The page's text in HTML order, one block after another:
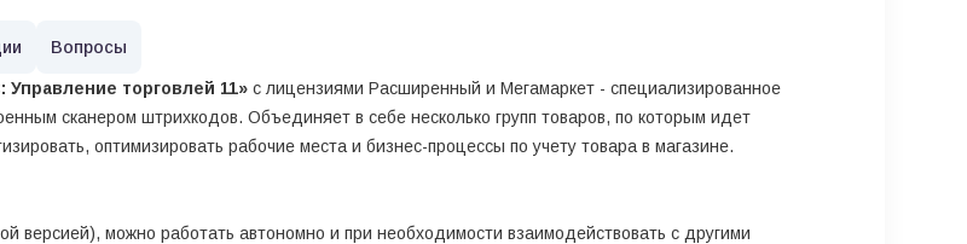
Вопросы
торговлей 11» с лицензиями Расширенный и Мегамаркет - специализированное
сканером штрихкодов. Объединяет в себе несколько групп товаров, по которым идет
оптимизировать рабочие места и бизнес-процессы по учету товара в магазине.
версией), можно работать автономно и при необходимости взаимодействовать с другими